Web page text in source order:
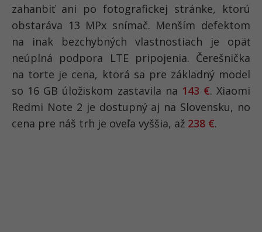
zahanbiť ani po fotografickej stránke, ktorú
obstaráva 13 MPx snímač. Menším defektom
na inak bezchybných vlastnostiach je opäť
neúplná podpora LTE pripojenia. Čerešnička
na torte je cena, ktorá sa pre základný model
so 16 GB úložiskom zastavila na 143 €. Xiaomi
Redmi Note 2 je dostupný aj na Slovensku, no
cena pre náš trh je oveľa vyššia, až 238 €.